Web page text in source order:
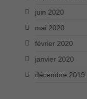
juin 2020
mai 2020
février 2020
janvier 2020
décembre 2019